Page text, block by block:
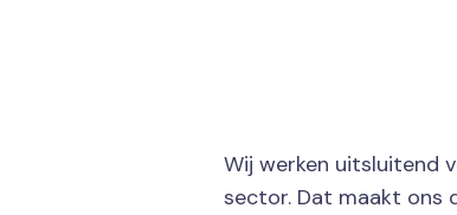
Wij werken uitsluitend
sector. Dat maakt ons